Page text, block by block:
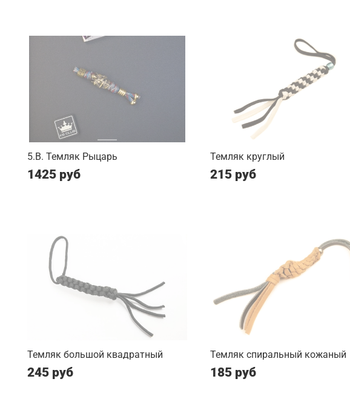
5.B. Темляк Рыцарь
1425 руб
Темляк круглый
215 руб
Темляк большой квадратный
245 руб
Темляк спиральный кожаный
185 руб